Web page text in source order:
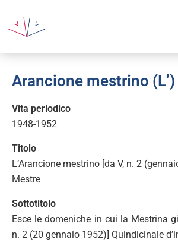
Arancione mestrino (L’)
Vita periodico
1948-1952
Titolo
L’Arancione mestrino [da V, n. 2
Mestre
Sottotitolo
Esce le domeniche in cui la Mestrina
n. 2 (20 gennaio 1952)] Quindicinale